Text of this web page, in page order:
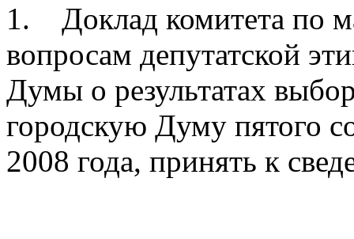
1. Доклад комитета по
вопросам депутатской
Думы о результатах
городскую Думу пятого
2008 года, принять к